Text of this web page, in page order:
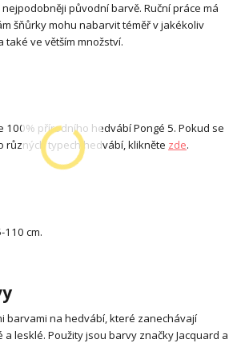
původní barvě. Ruční práce má
šňůrky mohu nabarvit téměř v jakékoliv
také ve větším množství.
100% přírodního hedvábí Pongé 5. Pokud se
různých typech hedvábí, klikněte zde.
110 cm.
barvami na hedvábí, které zanechávají
lesklé. Použity jsou barvy značky Jacquard a